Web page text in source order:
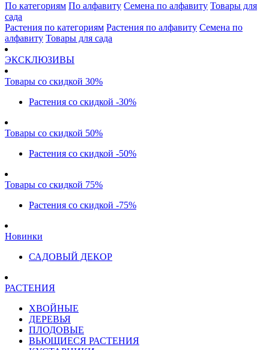
По категориям По алфавиту Семена по алфавиту Товары для
сада
Растения по категориям Растения по алфавиту Семена по
алфавиту Товары для сада
ЭКСКЛЮЗИВЫ
Товары со скидкой 30%
Растения со скидкой -30%
Товары со скидкой 50%
Растения со скидкой -50%
Товары со скидкой 75%
Растения со скидкой -75%
Новинки
САДОВЫЙ ДЕКОР
РАСТЕНИЯ
ХВОЙНЫЕ
ДЕРЕВЬЯ
ПЛОДОВЫЕ
ВЬЮЩИЕСЯ РАСТЕНИЯ